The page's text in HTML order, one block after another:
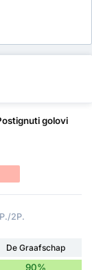
golovi
2P.
De Graafschap
90%